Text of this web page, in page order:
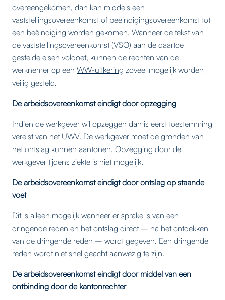
overeengekomen, dan kan middels een
vaststellingsovereenkomst of beëindigingsovereenkomst tot
een beëindiging worden gekomen. Wanneer de tekst van
de vaststellingsovereenkomst (VSO) aan de daartoe
gestelde eisen voldoet, kunnen de rechten van de
werknemer op een WW-uitkering zoveel mogelijk worden
veilig gesteld.
De arbeidsovereenkomst eindigt door opzegging
Indien de werkgever wil opzeggen dan is eerst toestemming
vereist van het UWV. De werkgever moet de gronden van
hetontslag kunnen aantonen. Opzegging door de
werkgever tijdens ziekte is niet mogelijk.
De arbeidsovereenkomst eindigt door ontslag op staande
voet
Dit is alleen mogelijk wanneer er sprake is van een
dringende reden en het ontslag direct – na het ontdekken
van de dringende reden – wordt gegeven. Een dringende
reden wordt niet snel geacht aanwezig te zijn.
De arbeidsovereenkomst eindigt door middel van een
ontbinding door de kantonrechter